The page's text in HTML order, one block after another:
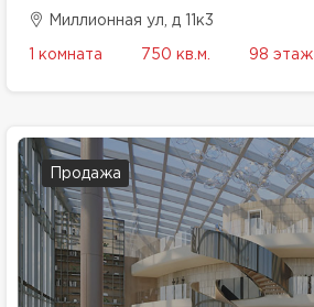
Миллионная ул, д 11к3
1 комната 750 кв.м. 98 этаж
Продажа